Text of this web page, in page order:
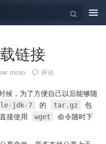
链接
minio 评论
候，为了方便自己以后能够随
jdk-7 的 tar.gz
包
接使用 wget
命令随时下